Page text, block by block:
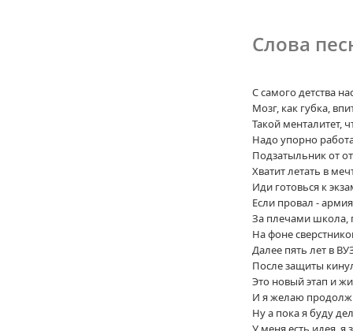
Слова
С самого детства
Мозг, как губка,
Такой менталитет,
Надо упорно
Подзатыльник от
Хватит летать в
Иди готовься к
Если провал -
За плечами школа,
На фоне
Далее пять лет в
После защиты
Это новый этап и
И я желаю
Ну а пока я буду